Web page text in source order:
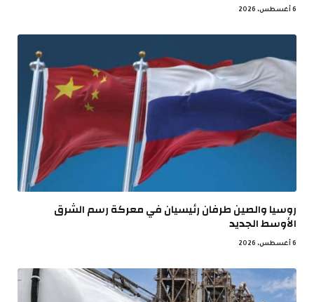
6 أغسطس، 2026
روسيا والصين طرفان رئيسيان في معركة رسم الشرق
الأوسط الجديد
6 أغسطس، 2026